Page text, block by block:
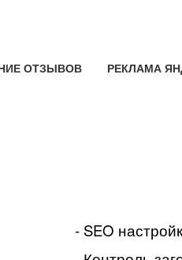
ОТЗЫВОВ РЕКЛАМА
- SEO